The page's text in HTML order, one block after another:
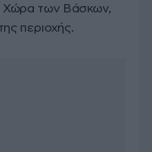
Χώρα των Βάσκων,
περιοχής.